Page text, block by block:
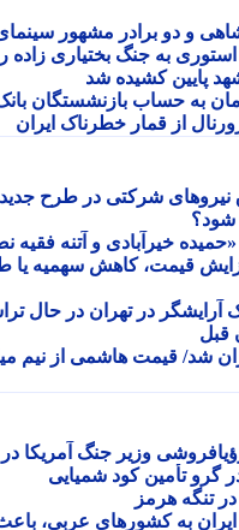
و دو برادر مشهور سینمای
به جنگ بختیاری زاده رفت
کشیده شد
از قمار خطرناک ایران
شرکتی در طرح جدید
خیرآبادی و آتنه فقیه
قیمت، کاهش سهمیه یا طرح
در تهران در حال
شد/ قیمت هاشمی از نیم
وزیر جنگ آمریکا در
تأمین کود شمیایی
هرمز
به کشورهای عربی، باعث